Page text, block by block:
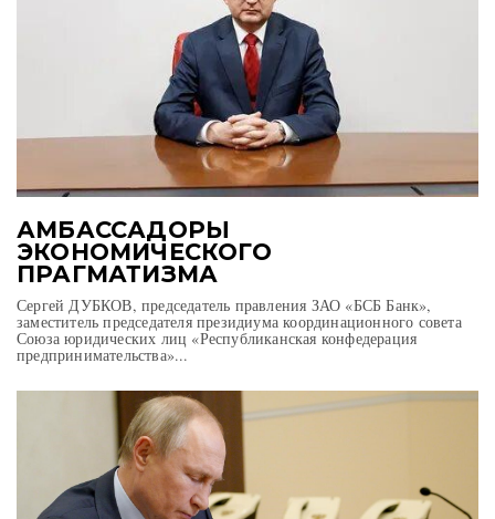
АМБАССАДОРЫ
ЭКОНОМИЧЕСКОГО
ПРАГМАТИЗМА
Сергей ДУБКОВ, председатель правления ЗАО «БСБ Банк»,
заместитель председателя президиума координационного совета
Союза юридических лиц «Республиканская конфедерация
предпринимательства»...